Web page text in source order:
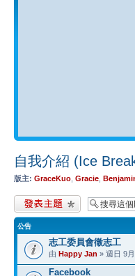
自我介紹 (Ice
版主: GraceKuo Gracie
發表新主題
公告
志工委員會徵志工
由 Happy Jan » 週日 9
Facebook